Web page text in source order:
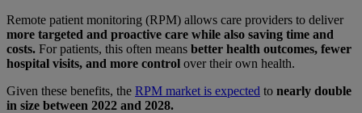
Remote patient monitoring (RPM) allows care providers to deliver
more targeted and proactive care while also saving time and
costs. For patients, this often means better health outcomes, fewer
hospital visits, and more control over their own health.
Given these benefits, the RPM market is expected to nearly double
in size between 2022 and 2028.